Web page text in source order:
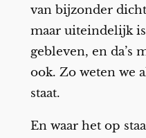
van bijzonder
maar uiteindelijk
gebleven, en da’s
ook. Zo weten we
staat.
En waar het op